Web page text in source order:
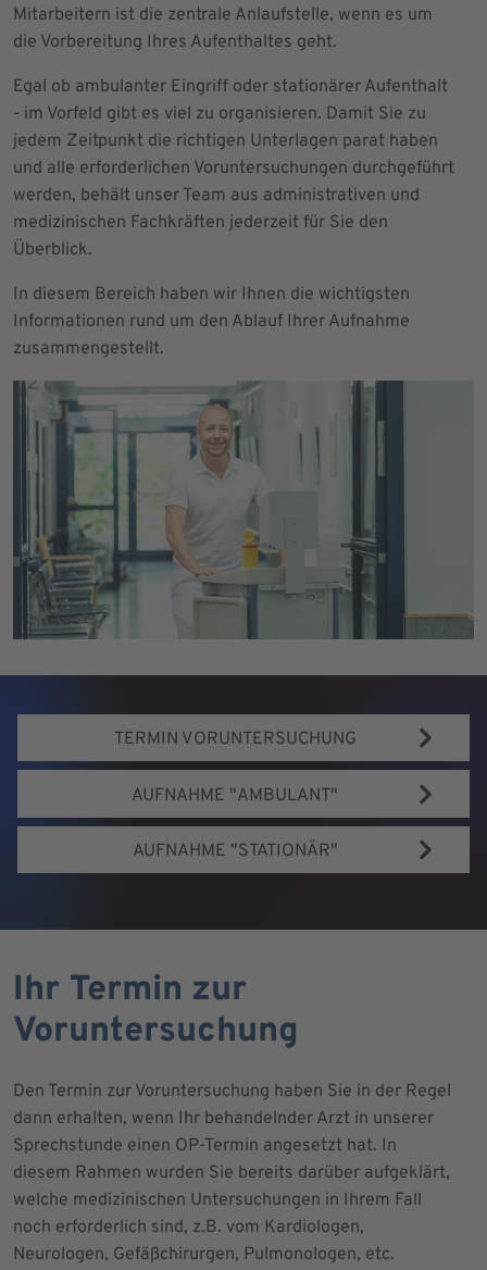
Mitarbeitern ist die zentrale Anlaufstelle, wenn es um
die Vorbereitung Ihres Aufenthaltes geht.
Egal ob ambulanter Eingriff oder stationärer Aufenthalt
- im Vorfeld gibt es viel zu organisieren. Damit Sie zu
jedem Zeitpunkt die richtigen Unterlagen parat haben
und alle erforderlichen Voruntersuchungen durchgeführt
werden, behält unser Team aus administrativen und
medizinischen Fachkräften jederzeit für Sie den
Überblick.
In diesem Bereich haben wir Ihnen die wichtigsten
Informationen rund um den Ablauf Ihrer Aufnahme
zusammengestellt.
TERMIN VORUNTERSUCHUNG
AUFNAHME "AMBULANT"
AUFNAHME "STATIONÄR"
Ihr Termin zur
Voruntersuchung
Den Termin zur Voruntersuchung haben Sie in der Regel
dann erhalten, wenn Ihr behandelnder Arzt in unserer
Sprechstunde einen OP-Termin angesetzt hat. In
diesem Rahmen wurden Sie bereits darüber aufgeklärt,
welche medizinischen Untersuchungen in Ihrem Fall
noch erforderlich sind, z.B. vom Kardiologen,
Neurologen, Gefäßchirurgen, Pulmonologen, etc.